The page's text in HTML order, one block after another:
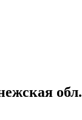
обл.